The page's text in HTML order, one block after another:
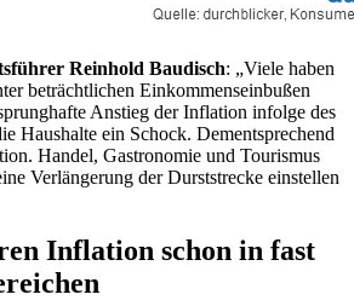
Reinhold Baudisch: „Viele haben
beträchtlichen Einkommenseinbußen
Anstieg der Inflation infolge des
Haushalte ein Schock. Dementsprechend
Handel, Gastronomie und Tourismus
Verlängerung der Durststrecke einstellen
Inflation schon in fast